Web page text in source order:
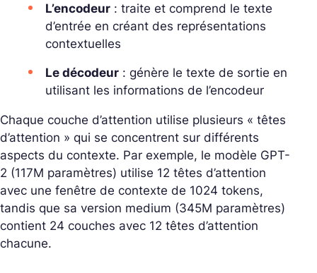
L’encodeur : traite et comprend le texte
d’entrée en créant des représentations
contextuelles
Le décodeur : génère le texte de sortie en
utilisant les informations de l’encodeur
Chaque couche d’attention utilise plusieurs « têtes
d’attention » qui se concentrent sur différents
aspects du contexte. Par exemple, le modèle GPT-
2 (117M paramètres) utilise 12 têtes d’attention
avec une fenêtre de contexte de 1024 tokens,
tandis que sa version medium (345M paramètres)
contient 24 couches avec 12 têtes d’attention
chacune.